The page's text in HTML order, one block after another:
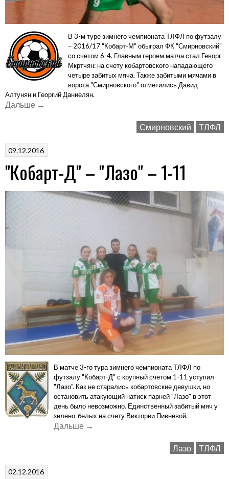
В 3-м туре зимнего чемпионата ТЛФЛ по футзалу
– 2016/17 "Кобарт-М" обыграл ФК "Смирновский"
со счетом 6-4. Главным героем матча стал Геворг
Мкртчян: на счету кобартовского нападающего
четыре забитых мяча. Также забитыми мячами в
ворота "Смирновского" отметились Давид
Алтунян и Георгий Даниелян.
Дальше «"Смирновский"
–
6»
→
Смирновский ТЛФЛ
09.12.2016
"Кобарт-Д" – "Лазо" – 1-11
В матче 3-го тура зимнего чемпионата ТЛФЛ по
футзалу "Кобарт-Д" с крупный счетом 1-11 уступил
"Лазо". Как не старались кобартовские девушки, но
остановить атакующий натиск парней "Лазо" в этот
день было невозможно. Единственный забитый мяч у
зелено-белых на счету Виктории Пивневой.
Дальше «"Кобарт-
→
Лазо ТЛФЛ
02.12.2016